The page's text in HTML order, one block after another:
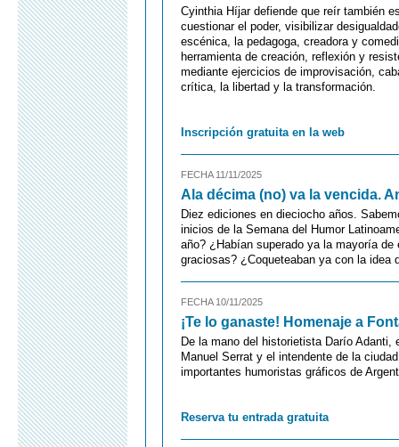
Cyinthia Híjar defiende que reír también
cuestionar el poder, visibilizar
escénica, la pedagoga, creadora y
herramienta de creación, reflexión y
mediante ejercicios de improvisación,
crítica, la libertad y la transformación.
Inscripción gratuita en la web
FECHA 11/11/2025
Ala décima (no) va la vencida.
Diez ediciones en dieciocho años.
inicios de la Semana del Humor
año? ¿Habían superado ya la mayoría
graciosas? ¿Coqueteaban ya con la idea
FECHA 10/11/2025
¡Te lo ganaste! Homenaje a
De la mano del historietista Darío
Manuel Serrat y el intendente de la
importantes humoristas gráficos de
Reserva tu entrada gratuita